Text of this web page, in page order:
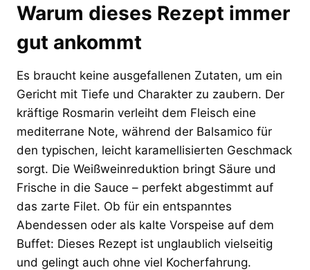
Warum dieses Rezept immer
gut ankommt
Es braucht keine ausgefallenen Zutaten, um ein
Gericht mit Tiefe und Charakter zu zaubern. Der
kräftige Rosmarin verleiht dem Fleisch eine
mediterrane Note, während der Balsamico für
den typischen, leicht karamellisierten Geschmack
sorgt. Die Weißweinreduktion bringt Säure und
Frische in die Sauce – perfekt abgestimmt auf
das zarte Filet. Ob für ein entspanntes
Abendessen oder als kalte Vorspeise auf dem
Buffet: Dieses Rezept ist unglaublich vielseitig
und gelingt auch ohne viel Kocherfahrung.